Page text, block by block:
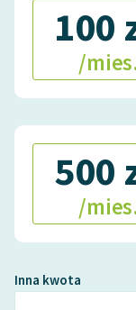
100
/
500
/
Inna kwota